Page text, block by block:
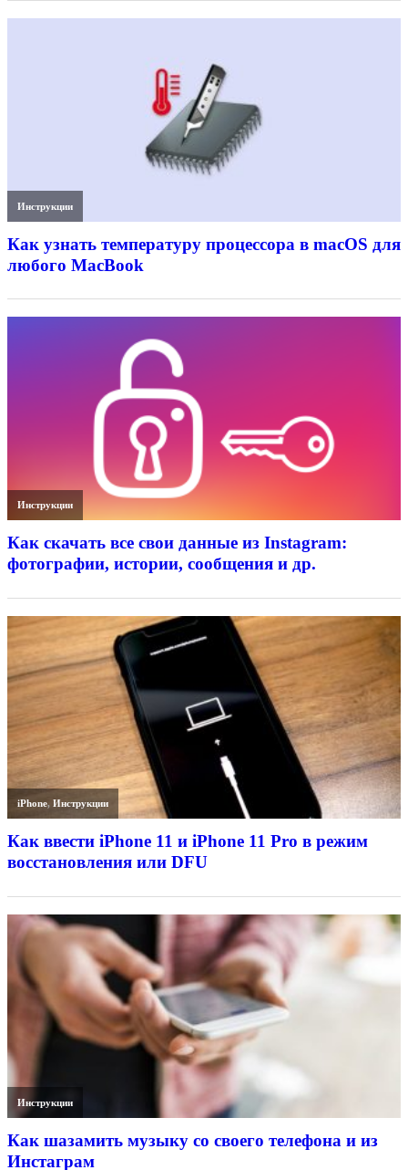
Инструкции
Как узнать температуру процессора в macOS для
любого MacBook
Инструкции
Как скачать все свои данные из Instagram:
фотографии, истории, сообщения и др.
iPhone,Инструкции
Как ввести iPhone 11 и iPhone 11 Pro в режим
восстановления или DFU
Инструкции
Как шазамить музыку со своего телефона и из
Инстаграм